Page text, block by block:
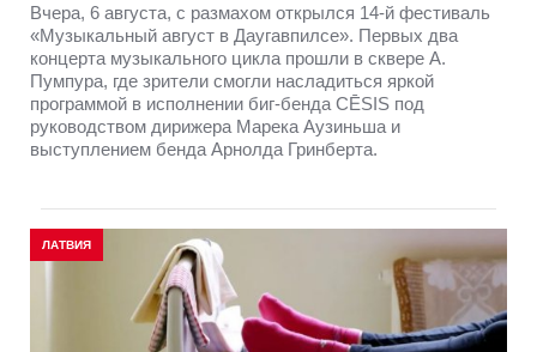
Вчера, 6 августа, с размахом открылся 14-й фестиваль
«Музыкальный август в Даугавпилсе». Первых два
концерта музыкального цикла прошли в сквере А.
Пумпура, где зрители смогли насладиться яркой
программой в исполнении биг-бенда CĒSIS под
руководством дирижера Марека Аузиньша и
выступлением бенда Арнолда Гринберта.
ЛАТВИЯ